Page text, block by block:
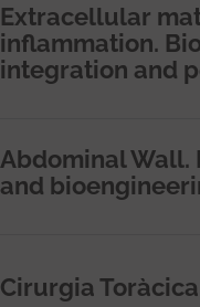
Extracellular
inflammation.
integration and
Abdominal Wall.
and
Cirurgia Toràcica